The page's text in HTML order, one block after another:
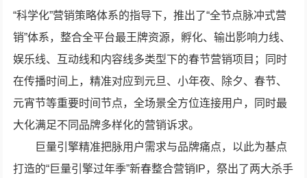
“科学化”营销策略体系的指导下，推出了“全节点脉冲式营
销”体系，整合全平台最王牌资源，孵化、输出影响力线、
娱乐线、互动线和内容线多类型下的春节营销项目；同时
在传播时间上，精准对应到元旦、小年夜、除夕、春节、
元宵节等重要时间节点，全场景全方位连接用户，同时最
大化满足不同品牌多样化的营销诉求。
巨量引擎精准把脉用户需求与品牌痛点，以此为基点
打造的“巨量引擎过年季”新春整合营销IP，祭出了两大杀手